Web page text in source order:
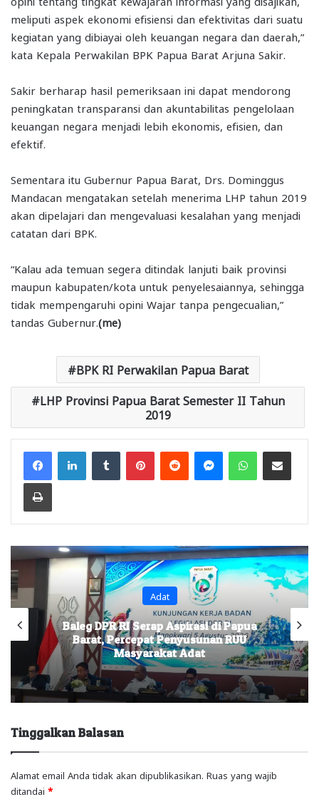
meliputi aspek ekonomi efisiensi dan efektivitas dari suatu
kegiatan yang dibiayai oleh keuangan negara dan daerah,”
kata Kepala Perwakilan BPK Papua Barat Arjuna Sakir.
Sakir berharap hasil pemeriksaan ini dapat mendorong
peningkatan transparansi dan akuntabilitas pengelolaan
keuangan negara menjadi lebih ekonomis, efisien, dan
efektif.
Sementara itu Gubernur Papua Barat, Drs. Dominggus
Mandacan mengatakan setelah menerima LHP tahun 2019
akan dipelajari dan mengevaluasi kesalahan yang menjadi
catatan dari BPK.
“Kalau ada temuan segera ditindak lanjuti baik provinsi
maupun kabupaten/kota untuk penyelesaiannya, sehingga
tidak mempengaruhi opini Wajar tanpa pengecualian,”
tandas Gubernur.(me)
BPK RI Perwakilan Papua Barat
LHP Provinsi Papua Barat Semester II Tahun
2019
FacebookLinkedInTumblr PinterestReddit MessengerWhatsAppShare via Email
Print
Adat
Baleg DPR RI Serap Aspirasi di Papua
Barat, Percepat Penyusunan RUU
Masyarakat Adat
Tinggalkan Balasan
Alamat email Anda tidak akan dipublikasikan. Ruas yang wajib
ditandai *